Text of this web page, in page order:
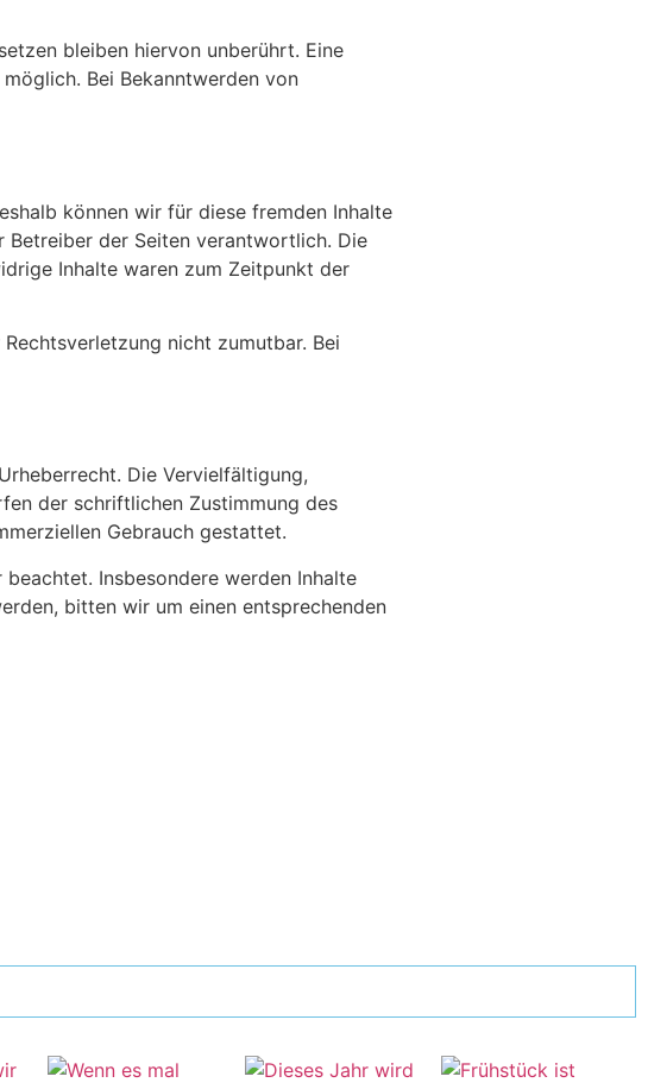
bleiben hiervon unberührt. Eine
Bei Bekanntwerden von
können wir für diese fremden Inhalte
Betreiber der Seiten verantwortlich. Die
Inhalte waren zum Zeitpunkt der
nicht zumutbar. Bei
Die Vervielfältigung,
der schriftlichen Zustimmung des
Gebrauch gestattet.
Insbesondere werden Inhalte
bitten wir um einen entsprechenden